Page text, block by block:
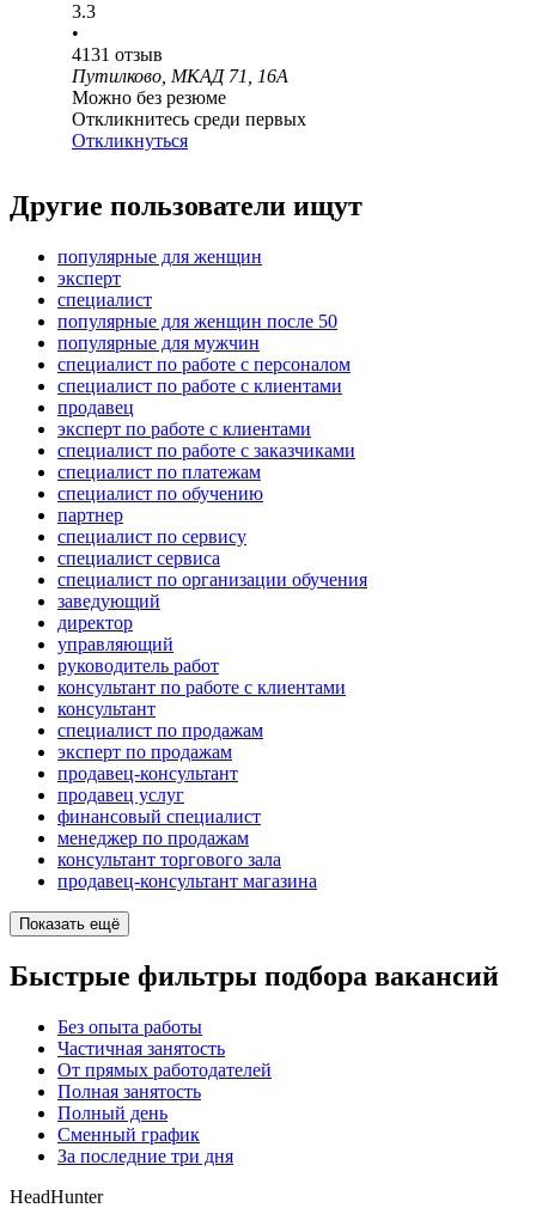
3.3
•
4131 отзыв
Путилково, МКАД 71, 16А
Можно без резюме
Откликнитесь среди первых
Откликнуться
Другие пользователи ищут
популярные для женщин
эксперт
специалист
популярные для женщин после 50
популярные для мужчин
специалист по работе с персоналом
специалист по работе с клиентами
продавец
эксперт по работе с клиентами
специалист по работе с заказчиками
специалист по платежам
специалист по обучению
партнер
специалист по сервису
специалист сервиса
специалист по организации обучения
заведующий
директор
управляющий
руководитель работ
консультант по работе с клиентами
консультант
специалист по продажам
эксперт по продажам
продавец-консультант
продавец услуг
финансовый специалист
менеджер по продажам
консультант торгового зала
продавец-консультант магазина
Показать ещё
Быстрые фильтры подбора вакансий
Без опыта работы
Частичная занятость
От прямых работодателей
Полная занятость
Полный день
Сменный график
За последние три дня
HeadHunter